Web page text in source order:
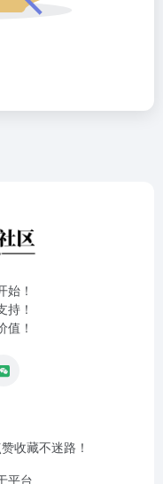
始！
持！
值！
收藏不迷路！
平台